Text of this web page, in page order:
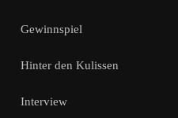
Gewinnspiel
Hinter den Kulissen
Interview